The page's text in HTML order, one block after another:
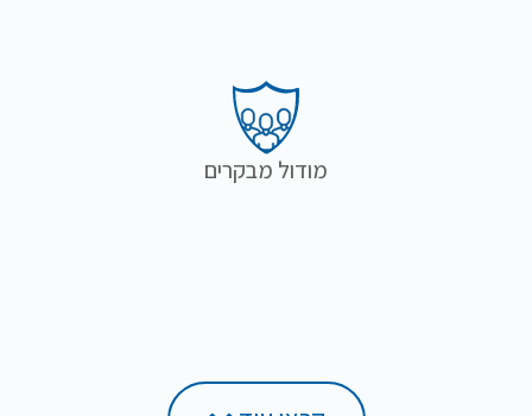
מודול מבקרים